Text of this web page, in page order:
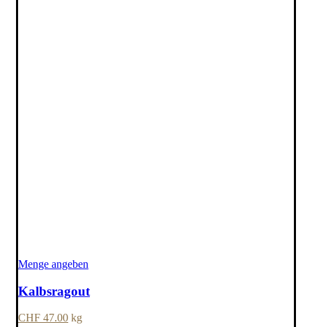
Menge angeben
Kalbsragout
CHF 47.00 kg